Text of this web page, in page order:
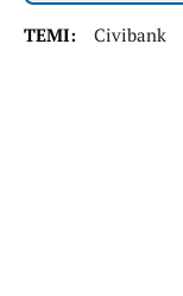
TEMI: Civibank